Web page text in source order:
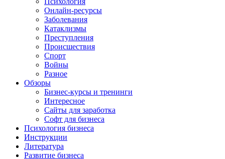
Онлайн-ресурсы
Заболевания
Катаклизмы
Преступления
Происшествия
Спорт
Войны
Разное
Обзоры
Бизнес-курсы и тренинги
Интересное
Сайты для заработка
Софт для бизнеса
Психология бизнеса
Инструкции
Литература
Развитие бизнеса